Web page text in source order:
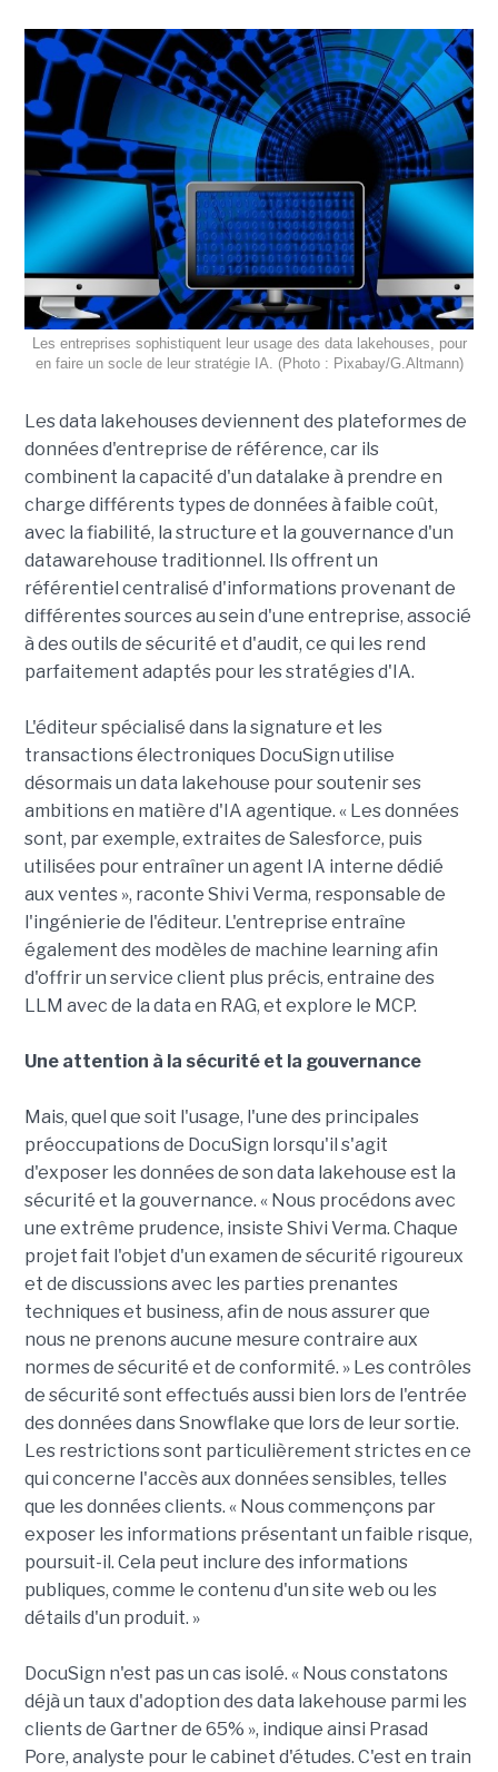
Les entreprises sophistiquent leur usage des data lakehouses, pour
en faire un socle de leur stratégie IA. (Photo : Pixabay/G.Altmann)
Les data lakehouses deviennent des plateformes de
données d'entreprise de référence, car ils
combinent la capacité d'un datalake à prendre en
charge différents types de données à faible coût,
avec la fiabilité, la structure et la gouvernance d'un
datawarehouse traditionnel. Ils offrent un
référentiel centralisé d'informations provenant de
différentes sources au sein d'une entreprise, associé
à des outils de sécurité et d'audit, ce qui les rend
parfaitement adaptés pour les stratégies d'IA.
L'éditeur spécialisé dans la signature et les
transactions électroniques DocuSign utilise
désormais un data lakehouse pour soutenir ses
ambitions en matière d'IA agentique. « Les données
sont, par exemple, extraites de Salesforce, puis
utilisées pour entraîner un agent IA interne dédié
aux ventes », raconte Shivi Verma, responsable de
l'ingénierie de l'éditeur. L'entreprise entraîne
également des modèles de machine learning afin
d'offrir un service client plus précis, entraine des
LLM avec de la data en RAG, et explore le MCP.
Une attention à la sécurité et la gouvernance
Mais, quel que soit l'usage, l'une des principales
préoccupations de DocuSign lorsqu'il s'agit
d'exposer les données de son data lakehouse est la
sécurité et la gouvernance. « Nous procédons avec
une extrême prudence, insiste Shivi Verma. Chaque
projet fait l'objet d'un examen de sécurité rigoureux
et de discussions avec les parties prenantes
techniques et business, afin de nous assurer que
nous ne prenons aucune mesure contraire aux
normes de sécurité et de conformité. » Les contrôles
de sécurité sont effectués aussi bien lors de l'entrée
des données dans Snowflake que lors de leur sortie.
Les restrictions sont particulièrement strictes en ce
qui concerne l'accès aux données sensibles, telles
que les données clients. « Nous commençons par
exposer les informations présentant un faible risque,
poursuit-il. Cela peut inclure des informations
publiques, comme le contenu d'un site web ou les
détails d'un produit. »
DocuSign n'est pas un cas isolé. « Nous constatons
déjà un taux d'adoption des data lakehouse parmi les
clients de Gartner de 65% », indique ainsi Prasad
Pore, analyste pour le cabinet d'études. C'est en train